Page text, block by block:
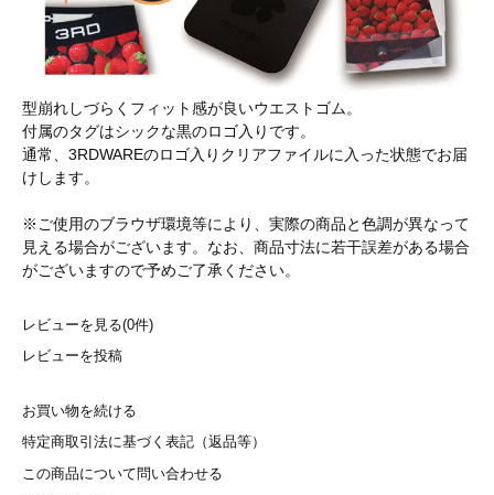
型崩れしづらくフィット感が良いウエストゴム。
付属のタグはシックな黒のロゴ入りです。
通常、3RDWAREのロゴ入りクリアファイルに入った状態でお届
けします。
※ご使用のブラウザ環境等により、実際の商品と色調が異なって
見える場合がございます。なお、商品寸法に若干誤差がある場合
がございますので予めご了承ください。
レビューを見る(0件)
レビューを投稿
お買い物を続ける
特定商取引法に基づく表記（返品等）
この商品について問い合わせる